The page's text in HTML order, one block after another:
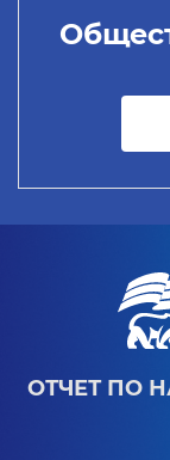
ОТЧЕТ ПО